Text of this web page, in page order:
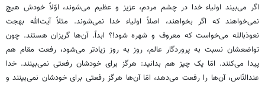
اگر می‌بیند اولیاء خدا در چشم مردم، عزیز و عظیم می‌شوند، اوّلاً خودش هیچ
نمی‌خواهند که اگر بخواهند، اصلاً اولیاء خدا نمی‌شوند. مثلاً آیت‌الله بهجت
نعوذبالله می‌خواست که معروف و شهره شود!؟ ابداً. آن‌ها گریزان هستند. چون
تواضعشان نسبت به پروردگار عالم، روز به روز زیادتر می‌شود، رفعت مقام هم
پیدا می‌کنند. امّا یک چیز هم بدانید: هرگز برای خودشان رفعتی نمی‌بینند. خدا
عندالنّاس، آن‌ها را رفعت می‌دهد، امّا آن‌ها هرگز رفعتی برای خودشان نمی‌بینند و